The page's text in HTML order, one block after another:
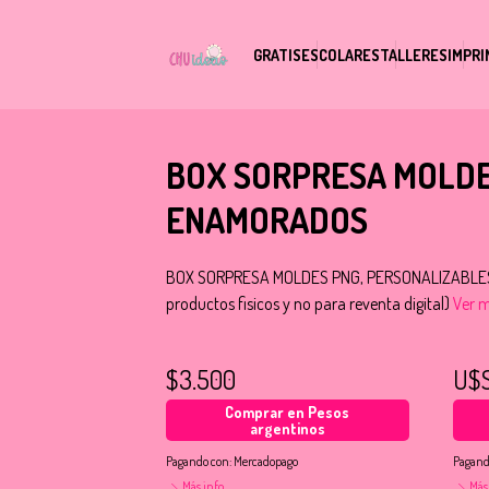
GRATISESCOLARESTALLERES
BOX SORPRESA
ENAMORADOS
BOX SORPRESA MOLDES PNG,
productos fisicos y no para reventa digital)Ver
$3.500
Comprar en Pesos
argentinos
Pagando con: Mercadopago